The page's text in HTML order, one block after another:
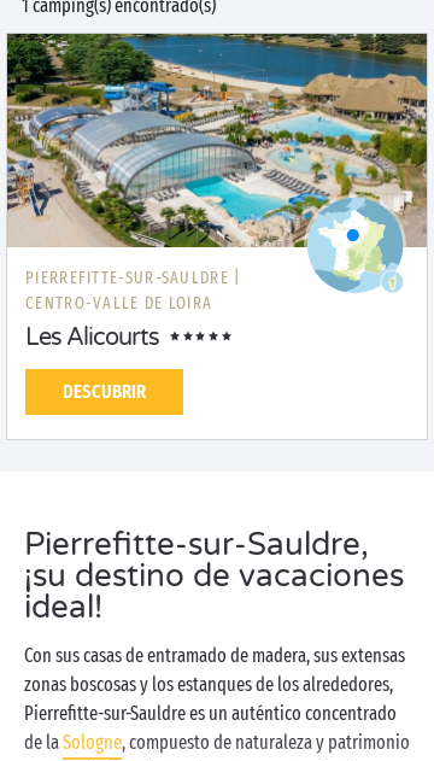
1 camping(s) encontrado(s)
PIERREFITTE-SUR-SAULDRE |
CENTRO-VALLE DE LOIRA
Les Alicourts
DESCUBRIR
Pierrefitte-sur-Sauldre,
¡su destino de vacaciones
ideal!
Con sus casas de entramado de madera, sus extensas
zonas boscosas y los estanques de los alrededores,
Pierrefitte-sur-Sauldre es un auténtico concentrado
de laSologne, compuesto de naturaleza y patrimonio